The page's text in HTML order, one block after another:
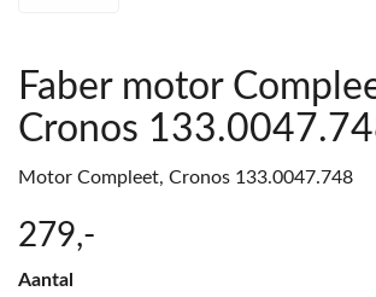
Faber motor
Cronos
Motor Compleet, Cronos 133.0047.748
279,-
Aantal